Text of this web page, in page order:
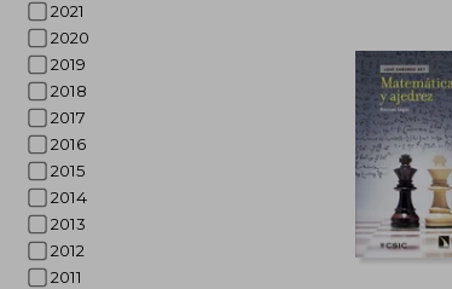
2021
2020
2019
2018
2017
2016
2015
2014
2013
2012
2011